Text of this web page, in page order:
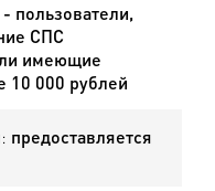
пользователи,
СПС
имеющие
000 рублей
предоставляется